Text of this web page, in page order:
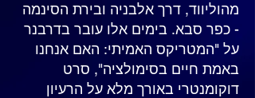
מהוליווד, דרך אלבניה ובירת הסינמה
- כפר סבא. בימים אלו עובר בדרבנר
על "המטריקס האמיתי: האם אנחנו
באמת חיים בסימולציה", סרט
דוקומנטרי באורך מלא על הרעיון